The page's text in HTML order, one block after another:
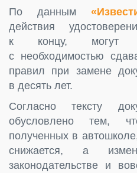
По данным
действия
к концу, могут
с необходимостью
правил при замене
в десять лет.
Согласно тексту
обусловлено тем,
полученных в
снижается, а
законодательстве и